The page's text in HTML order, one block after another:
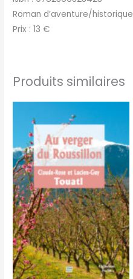
Roman d’aventure/historique
Prix : 13 €
Produits similaires